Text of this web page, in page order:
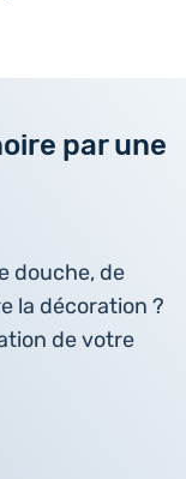
par une
douche, de
la décoration ?
de votre